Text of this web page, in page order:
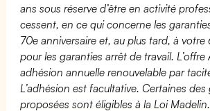
ans sous réserve d’être en activité
cessent, en ce qui concerne les
70e anniversaire et, au plus tard, à votre
pour les garanties arrêt de travail. L’offre
adhésion annuelle renouvelable par
L’adhésion est facultative. Certaines des
proposées sont éligibles à la Loi Madelin.